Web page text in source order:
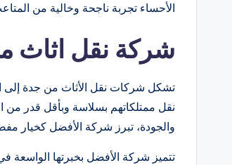
الأحساء تجربة ناجحة وخالية من
شركة نقل اثاث
تشكل شركات نقل الأثاث من جدة إلى
نقل ممتلكاتهم بسلاسة وبأقل قدر
والجودة، تبرز شركة الأفضل كخيار
تتميز شركة الأفضل بخبرتها الواسعة